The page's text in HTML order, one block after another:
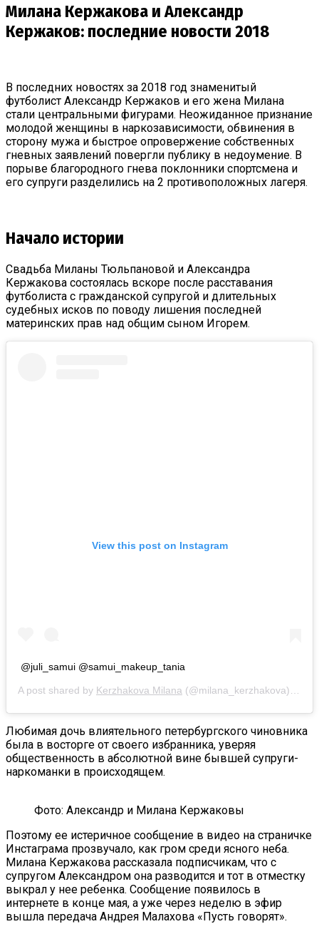
Милана Кержакова и Александр
Кержаков: последние новости 2018
В последних новостях за 2018 год знаменитый
футболист Александр Кержаков и его жена Милана
стали центральными фигурами. Неожиданное признание
молодой женщины в наркозависимости, обвинения в
сторону мужа и быстрое опровержение собственных
гневных заявлений повергли публику в недоумение. В
порыве благородного гнева поклонники спортсмена и
его супруги разделились на 2 противоположных лагеря.
Начало истории
Свадьба Миланы Тюльпановой и Александра
Кержакова состоялась вскоре после расставания
футболиста с гражданской супругой и длительных
судебных исков по поводу лишения последней
материнских прав над общим сыном Игорем.
View this post on Instagram
@juli_samui @samui_makeup_tania
A post shared by Kerzhakova Milana (@milana_kerzhakova) on
Любимая дочь влиятельного петербургского чиновника
была в восторге от своего избранника, уверяя
общественность в абсолютной вине бывшей супруги-
наркоманки в происходящем.
Фото: Александр и Милана Кержаковы
Поэтому ее истеричное сообщение в видео на страничке
Инстаграма прозвучало, как гром среди ясного неба.
Милана Кержакова рассказала подписчикам, что с
супругом Александром она разводится и тот в отместку
выкрал у нее ребенка. Сообщение появилось в
интернете в конце мая, а уже через неделю в эфир
вышла передача Андрея Малахова «Пусть говорят».